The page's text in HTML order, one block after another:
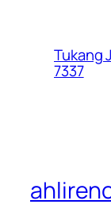
Tukang
7337